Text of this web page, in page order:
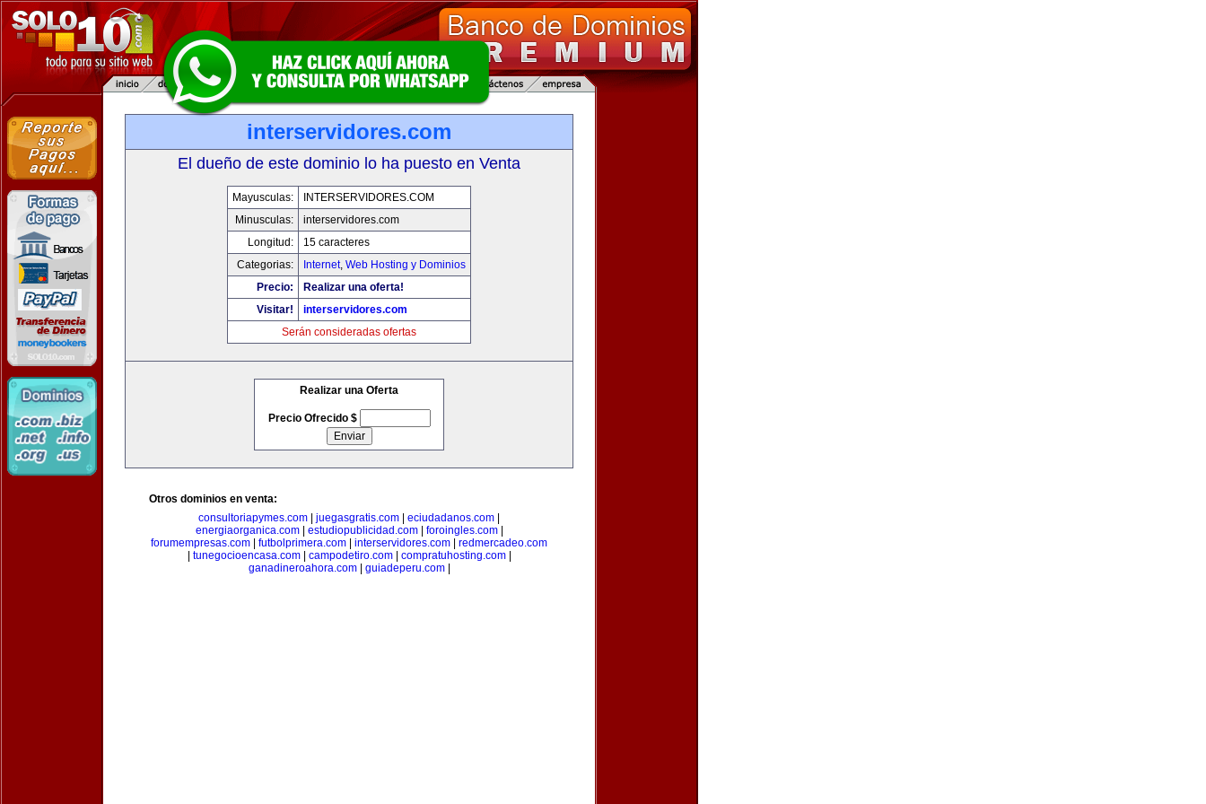
interservidores.com
El dueño de este dominio lo ha puesto en Venta
Mayusculas:
INTERSERVIDORES.COM
Minusculas:
interservidores.com
Longitud:
15 caracteres
Categorias:
Internet, Web Hosting y Dominios
Precio:
Realizar una oferta!
Visitar!
interservidores.com
Serán consideradas ofertas
Realizar una Oferta
Precio Ofrecido $
Otros dominios en venta:
consultoriapymes.com
juegasgratis.com eciudadanos.com
energiaorganica.com| estudiopublicidad.com| foroingles.com|
forumempresas.com
futbolprimera.com interservidores.com
redmercadeo.com
tunegocioencasa.com| campodetiro.com| compratuhosting.com|
ganadineroahora.com| guiadeperu.com|